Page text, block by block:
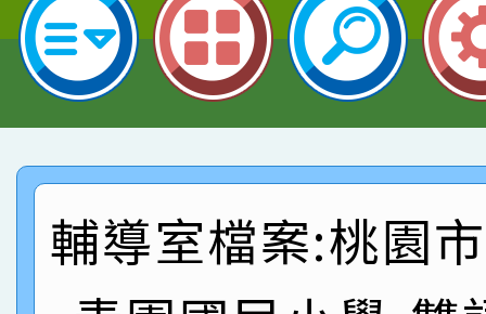
名 指導老師王老師、
園市英語競賽國小朗讀
指導老師林老師
賀！本校參加桃園市中
賽 劉文瑛教師榮獲教
臺灣台語-第二名
賀！本校參與2026世
市賽榮獲科學小創客佳
創客第三名。
賀！本校參加桃園市中
賽 洪綺君教師榮獲社
賀！本校阿巴斯O蜜、
輔導室檔案:桃園